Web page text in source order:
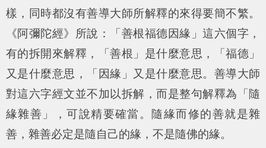
樣，同時都沒有善導大師所解釋的來得要簡不繁。
《阿彌陀經》所說：「善根福德因緣」這六個字，
有的拆開來解釋，「善根」是什麼意思，「福德」
又是什麼意思，「因緣」又是什麼意思。善導大師
對這六字經文並不加以拆解，而是整句解釋為「隨
緣雜善」，可說精要確當。隨緣而修的善就是雜
善，雜善必定是隨自己的緣，不是隨佛的緣。